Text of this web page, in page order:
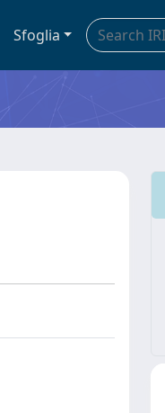
Sfoglia